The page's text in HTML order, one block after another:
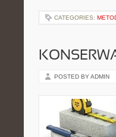
CATEGORIES:
POSTED BY ADMIN